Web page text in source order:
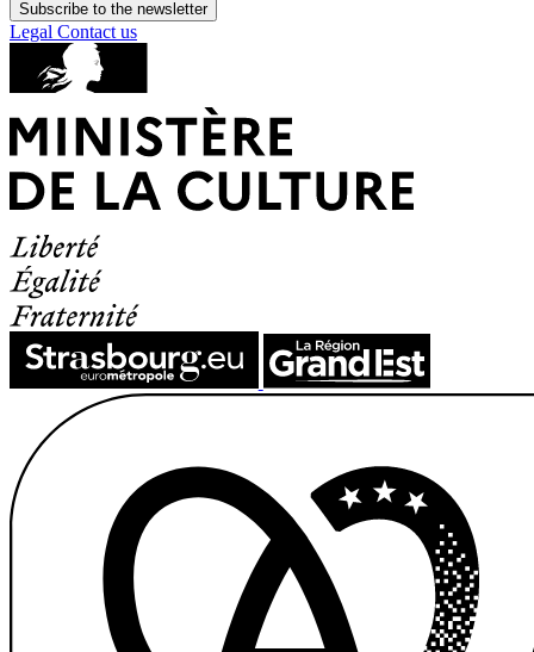
Subscribe to the newsletter
Legal Contact us